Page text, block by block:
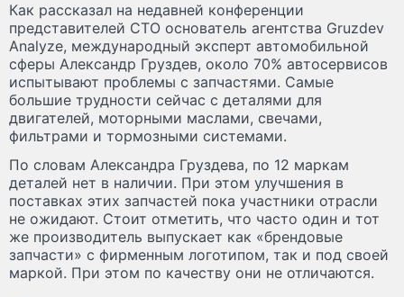
Как рассказал на недавней конференции
представителей СТО основатель агентства Gruzdev
Analyze, международный эксперт автомобильной
сферы Александр Груздев, около 70% автосервисов
испытывают проблемы с запчастями. Самые
большие трудности сейчас с деталями для
двигателей, моторными маслами, свечами,
фильтрами и тормозными системами.
По словам Александра Груздева, по 12 маркам
деталей нет в наличии. При этом улучшения в
поставках этих запчастей пока участники отрасли
не ожидают. Стоит отметить, что часто один и тот
же производитель выпускает как «брендовые
запчасти» с фирменным логотипом, так и под своей
маркой. При этом по качеству они не отличаются.